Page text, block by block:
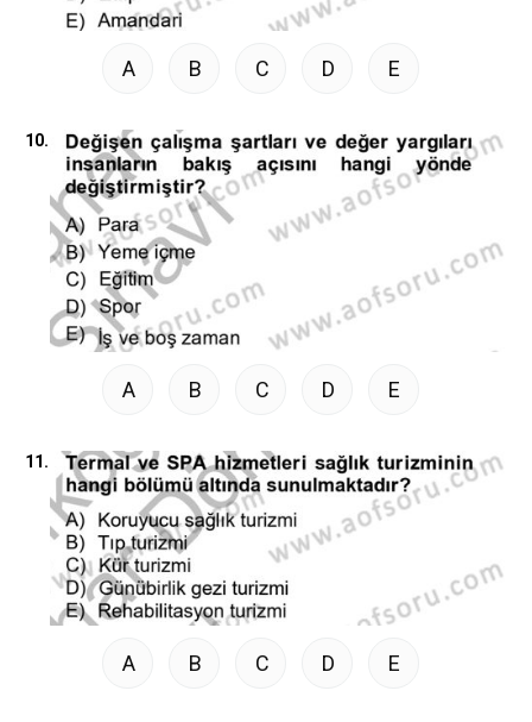
A B C D E
10.
A B C D E
11.
A B C D E